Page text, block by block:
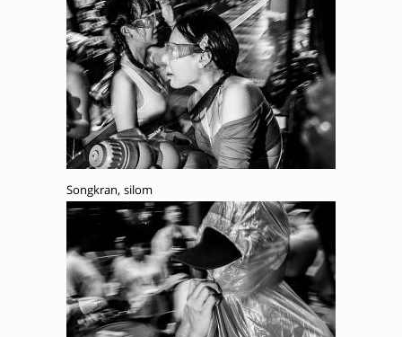
Songkran, silom